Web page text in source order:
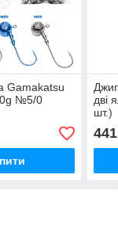
Gamakatsu
№5/0
дві
шт.)